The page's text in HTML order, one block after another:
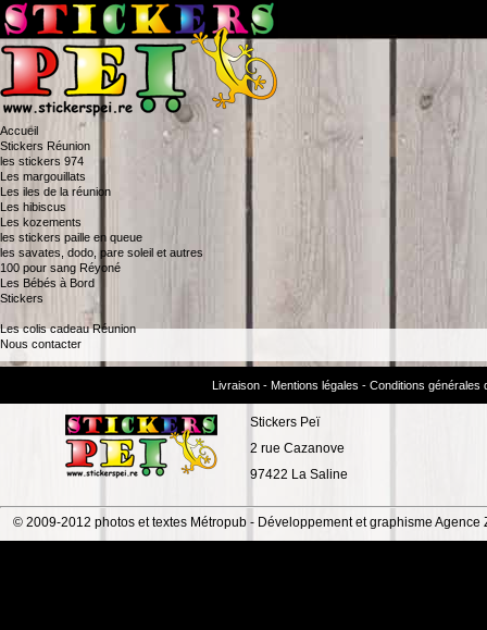
Accueil
Stickers Réunion
les stickers 974
Les margouillats
Les iles de la réunion
Les hibiscus
Les kozements
les stickers paille en queue
les savates, dodo, pare soleil et autres
100 pour sang Réyoné
Les Bébés à Bord
Stickers
Les colis cadeau Réunion
Nous contacter
Livraison - Mentions légales - Conditions générales
Stickers Peï
2 rue Cazanove
97422 La Saline
© 2009-2012 photos et textes Métropub - Développement et graphisme Agence